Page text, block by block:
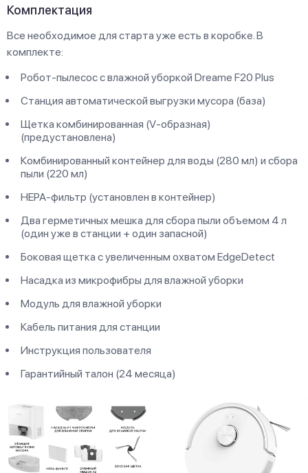
Комплектация
Все необходимое для старта уже есть в коробке. В
комплекте:
Робот-пылесос с влажной уборкой Dreame F20 Plus
Станция автоматической выгрузки мусора (база)
Щетка комбинированная (V-образная)
(предустановлена)
Комбинированный контейнер для воды (280 мл) и сбора
пыли (220 мл)
HEPA-фильтр (установлен в контейнер)
Два герметичных мешка для сбора пыли объемом 4 л
(один уже в станции + один запасной)
Боковая щетка с увеличенным охватом EdgeDetect
Насадка из микрофибры для влажной уборки
Модуль для влажной уборки
Кабель питания для станции
Инструкция пользователя
Гарантийный талон (24 месяца)